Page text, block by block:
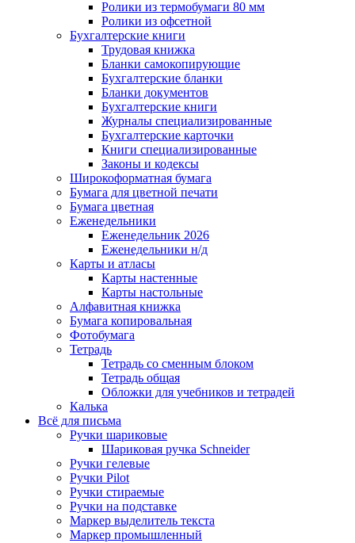
Ролики из термобумаги 80 мм
Ролики из офсетной
Бухгалтерские книги
Трудовая книжка
Бланки самокопирующие
Бухгалтерские бланки
Бланки документов
Бухгалтерские книги
Журналы специализированные
Бухгалтерские карточки
Книги специализированные
Законы и кодексы
Широкоформатная бумага
Бумага для цветной печати
Бумага цветная
Еженедельники
Еженедельник 2026
Еженедельники н/д
Карты и атласы
Карты настенные
Карты настольные
Алфавитная книжка
Бумага копировальная
Фотобумага
Тетрадь
Тетрадь со сменным блоком
Тетрадь общая
Обложки для учебников и тетрадей
Калька
Всё для письма
Ручки шариковые
Шариковая ручка Schneider
Ручки гелевые
Ручки Pilot
Ручки стираемые
Ручки на подставке
Маркер выделитель текста
Маркер промышленный